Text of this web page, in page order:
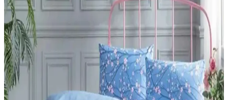
Çocuklar İçin Sportaj Işıklı Patenler Karşılaştırması
ve En İyi Seçenekler
Bu makalede, iki popüler Sportaj ışıklı çocuk pateni detaylarıyla
karşılaştırılıyor. Ürünlerin özellikleri ve kullanıcı yorumlarıyla en
uygun seçeneği belirlemenize yardımcı oluyor.
Genel Markalar ve SolinpaTech 3D Kalemleri
Karşılaştırması ve Kullanım İpuçları